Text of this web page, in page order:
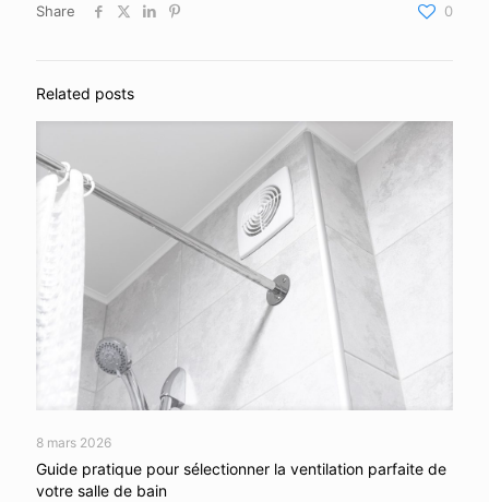
Share 0
Related posts
8 mars 2026
Guide pratique pour sélectionner la ventilation parfaite de
votre salle de bain